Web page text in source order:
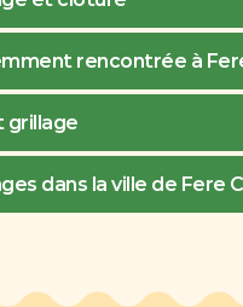
rencontrée à
grillage
dans la ville de Fere